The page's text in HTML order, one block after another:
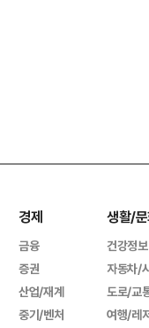
경제
금융
증권
산업/재계
중기/벤처
생활/
건강정보
자동차/
도로/교
여행/레